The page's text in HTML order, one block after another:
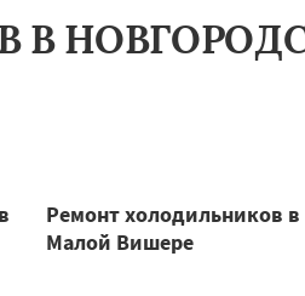
Ремонт холодильников в
Малой Вишере